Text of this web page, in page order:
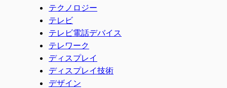
テクノロジー
テレビ
テレビ電話デバイス
テレワーク
ディスプレイ
ディスプレイ技術
デザイン